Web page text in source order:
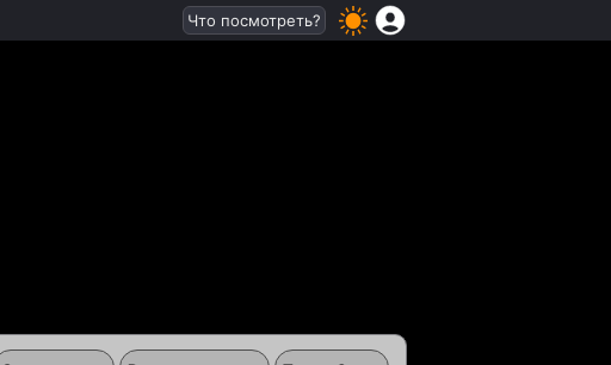
Что посмотреть?